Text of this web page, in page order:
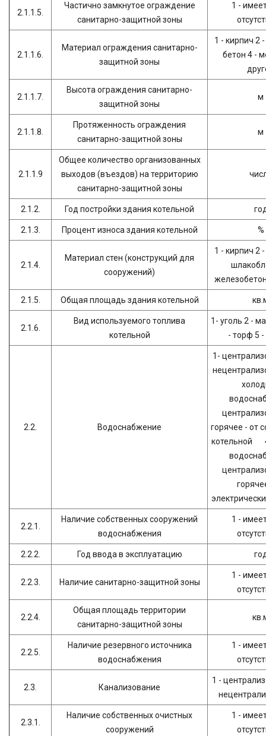
2.1.1.5.
Частично замкнутое ограждение
санитарно-защитной зоны
1 -
2.1.1.6.
Материал ограждения санитарно-
защитной зоны
1 - кирпич 2
бетон 4 -
2.1.1.7.
Высота ограждения санитарно-
защитной зоны
м
2.1.1.8.
Протяженность ограждения
санитарно-защитной зоны
м
2.1.1.9
Общее количество организованных
выходов (въездов) на территорию
санитарно-защитной зоны
2.1.2. Год постройки здания котельной
2.1.3. Процент износа здания котельной %
2.1.4.
Материал стен (конструкций для
сооружений)
1 - кирпич 2
2.1.5. Общая площадь здания котельной
2.1.6.
Вид используемого топлива
котельной
1- уголь 2 -
- торф 5 -
2.2. Водоснабжение
1-
горячее - от
котельной
2.2.1.
Наличие собственных сооружений
водоснабжения
1 -
2.2.2. Год ввода в эксплуатацию
2.2.3. Наличие санитарно-защитной зоны
1 -
2.2.4.
Общая площадь территории
санитарно-защитной зоны
2.2.5.
Наличие резервного источника
водоснабжения
1 -
2.3. Канализование
1 -
2.3.1.
Наличие собственных очистных
сооружений
1 -